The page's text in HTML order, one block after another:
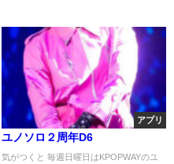
アプリ
ユノソロ２周年D6
気がつくと 毎週日曜日はKPOPWAYのユ